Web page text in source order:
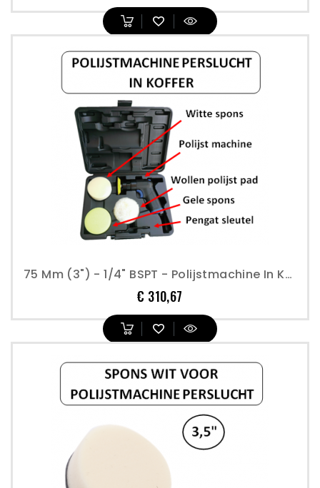
75 Mm (3") - 1/4" BSPT - Polijstmachine In Koffer Met Accessoires - Perslucht
€ 310,67